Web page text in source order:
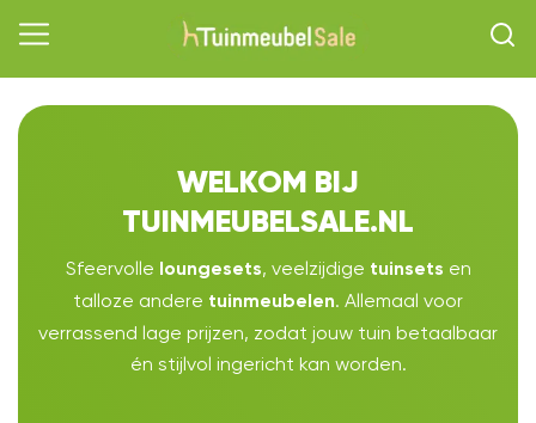
WELKOM BIJ
TUINMEUBELSALE.NL
Sfeervolle loungesets, veelzijdige tuinsets en
talloze andere tuinmeubelen. Allemaal voor
verrassend lage prijzen, zodat jouw tuin betaalbaar
én stijlvol ingericht kan worden.